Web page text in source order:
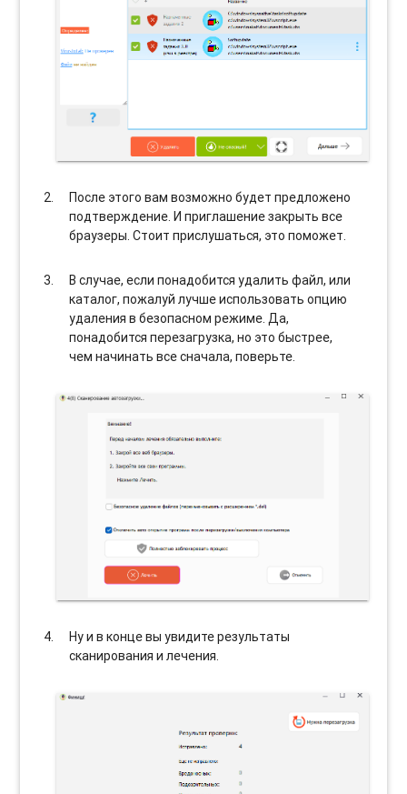
После этого вам возможно будет предложено
подтверждение. И приглашение закрыть все
браузеры. Стоит прислушаться, это поможет.
В случае, если понадобится удалить файл, или
каталог, пожалуй лучше использовать опцию
удаления в безопасном режиме. Да,
понадобится перезагрузка, но это быстрее,
чем начинать все сначала, поверьте.
Ну и в конце вы увидите результаты
сканирования и лечения.